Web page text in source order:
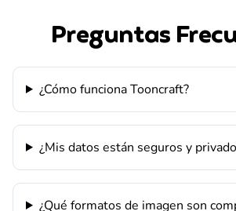
Preguntas
¿Cómo funciona Tooncraft?
¿Mis datos están seguros y
¿Qué formatos de imagen son